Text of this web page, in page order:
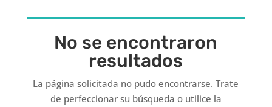
No se encontraron
resultados
La página solicitada no pudo encontrarse. Trate
de perfeccionar su búsqueda o utilice la